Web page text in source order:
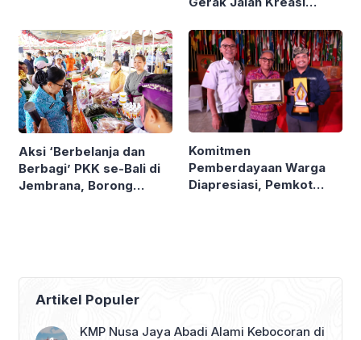
Aksi ‘Berbelanja dan
Berbagi’ PKK se-Bali di
Jembrana, Borong
Komitmen
Pemberdayaan Warga
Diapresiasi, Pemkot
Artikel Populer
KMP Nusa Jaya Abadi Alami Kebocoran di